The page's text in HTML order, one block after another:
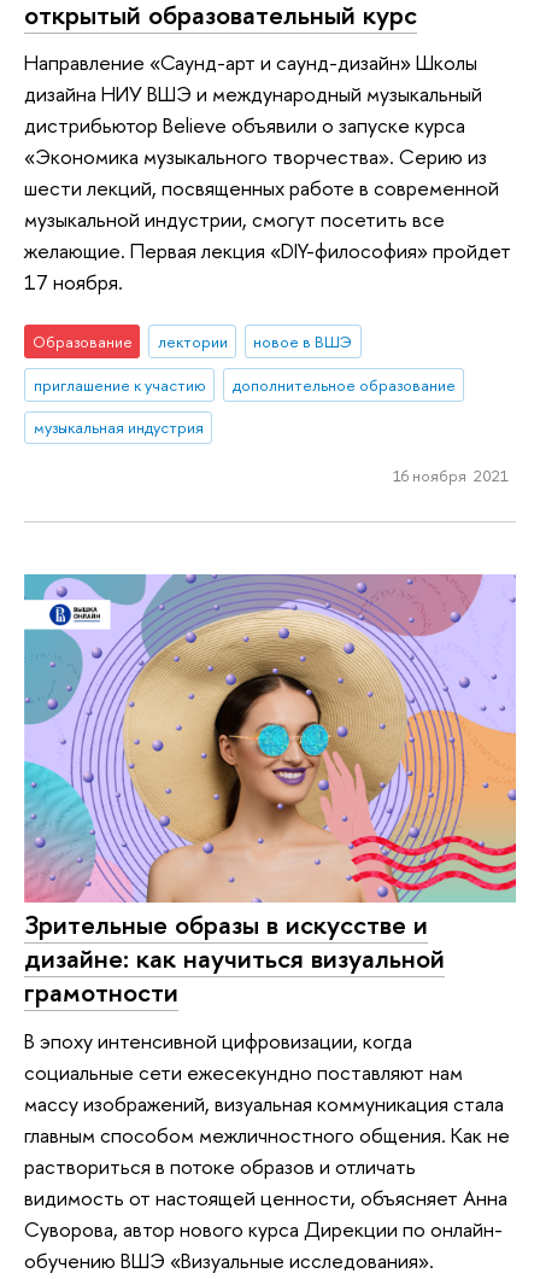
открытый образовательный курс
Направление «Саунд-арт и саунд-дизайн» Школы
дизайна НИУ ВШЭ и международный музыкальный
дистрибьютор Believe объявили о запуске курса
«Экономика музыкального творчества». Серию из
шести лекций, посвященных работе в современной
музыкальной индустрии, смогут посетить все
желающие. Первая лекция «DIY-философия» пройдет
17 ноября.
Образование лектории
новое в ВШЭ
приглашение к участию
дополнительное образование
музыкальная индустрия
16 ноября 2021
Зрительные образы в искусстве и
дизайне: как научиться визуальной
грамотности
В эпоху интенсивной цифровизации, когда
социальные сети ежесекундно поставляют нам
массу изображений, визуальная коммуникация стала
главным способом межличностного общения. Как не
раствориться в потоке образов и отличать
видимость от настоящей ценности, объясняет Анна
Суворова, автор нового курса Дирекции по онлайн-
обучению ВШЭ «Визуальные исследования».